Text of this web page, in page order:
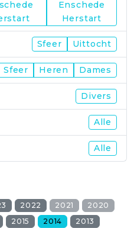
Enschede
Herstart
Sfeer Uittocht
Sfeer Heren Dames
Divers
Alle
Alle
2022 2021
2020
2015 2014
2013